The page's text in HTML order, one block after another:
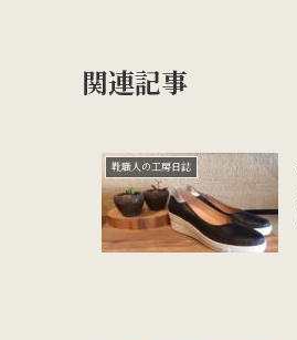
関連記事
靴職人の工房日誌